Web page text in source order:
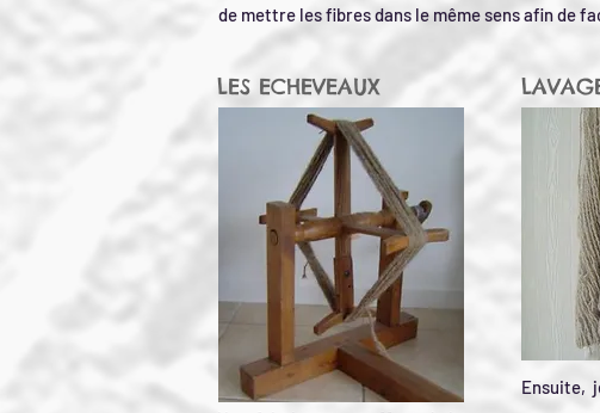
de mettre les fibres dans le même sens afin de
LES ECHEVEAUX
Ensuite,